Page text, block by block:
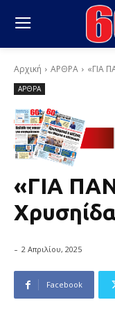
Αρχική ΑΡΘΡΑ «ΓΙΑ
ΑΡΘΡΑ
«ΓΙΑ
- 2 Απριλίου, 2025
Facebook